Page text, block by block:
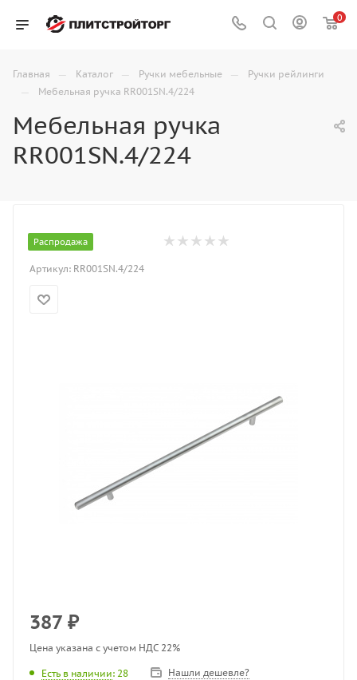
0
Главная — Каталог — Ручки мебельные — Ручки рейлинги
— Мебельная ручка RR001SN.4/224
Мебельная ручка
RR001SN.4/224
Распродажа
Артикул: RR001SN.4/224
387 ₽
Цена указана с учетом НДС 22%
Есть в наличии: 28 Нашли дешевле?